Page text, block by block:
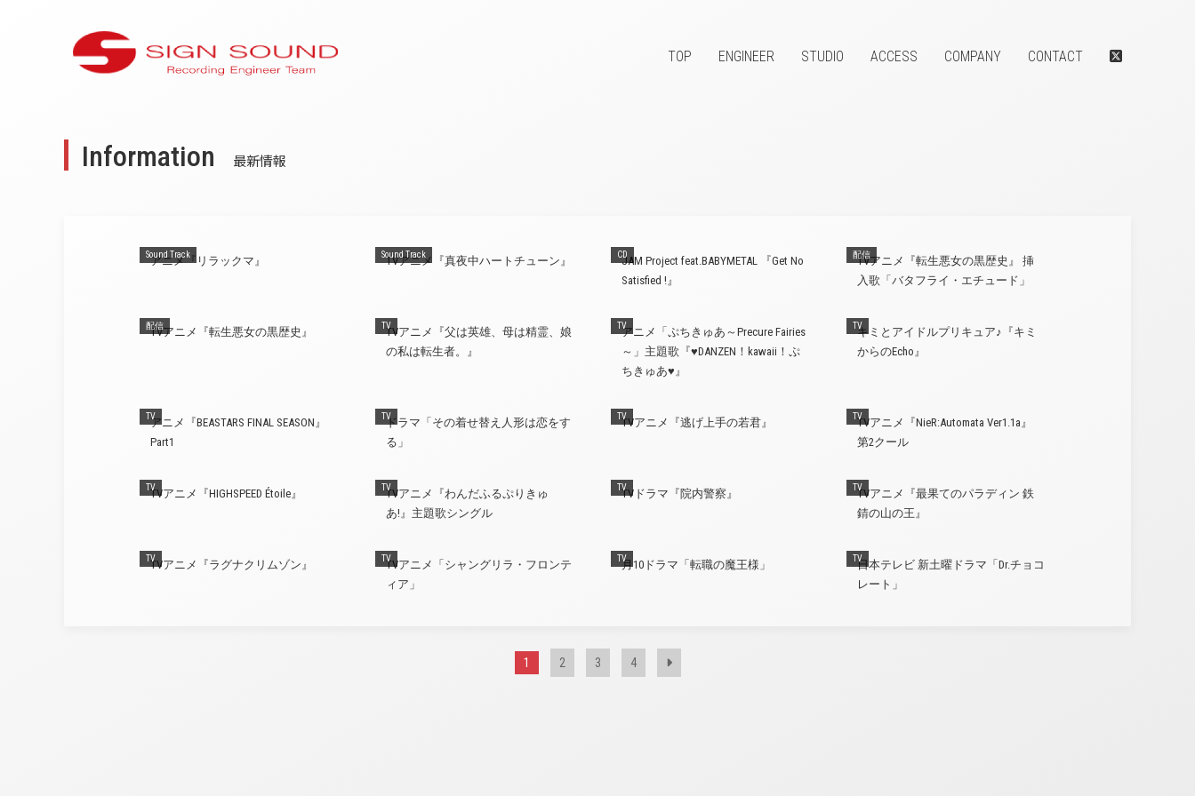
TOP ENGINEER STUDIO ACCESS COMPANY CONTACT
Information 最新情報
Sound Track
アニメ『リラックマ』 Sound Track
TVアニメ『真夜中ハートチューン』 CDJAM Project feat.BABYMETAL 『Get No
Satisfied !』
配信
TVアニメ『転生悪女の黒歴史』 挿
入歌「バタフライ・エチュード」
配信
TVアニメ『転生悪女の黒歴史』 TVTVアニメ『父は英雄、母は精霊、娘
の私は転生者。』
TVアニメ「ぷちきゅあ～Precure Fairies
～」主題歌『♥DANZEN！kawaii！ぷ
ちきゅあ♥』
TVキミとアイドルプリキュア♪『キミ
からのEcho』
TVアニメ『BEASTARS FINAL SEASON』
Part1
TVドラマ「その着せ替え人形は恋をす
る」
TVTVアニメ『逃げ上手の若君』 TVTVアニメ『NieR:Automata Ver1.1a』
第2クール
TVTVアニメ『HIGHSPEED Étoile』 TVTVアニメ『わんだふるぷりきゅ
あ!』主題歌シングル
TVTVドラマ『院内警察』 TVTVアニメ『最果てのパラディン 鉄
錆の山の王』
TVTVアニメ『ラグナクリムゾン』 TVTVアニメ「シャングリラ・フロンテ
ィア」
TV月10ドラマ「転職の魔王様」 TV日本テレビ 新土曜ドラマ「Dr.チョコ
レート」
1 2 3 4